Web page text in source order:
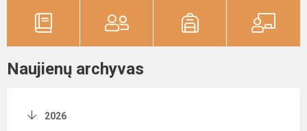
Naujienų archyvas
2026